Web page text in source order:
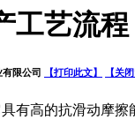
工艺流程
限公司 【打印此文】 【关
有高的抗滑动摩